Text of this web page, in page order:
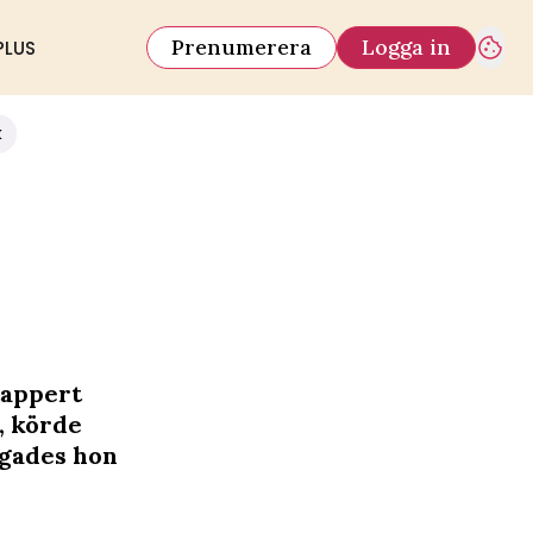
Prenumerera Logga in
körde
hon